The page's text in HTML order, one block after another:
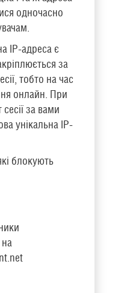
одночасно
IP-адреса є
за
тобто на час
онлайн. При
сесії за вами
унікальна IP-
блокують